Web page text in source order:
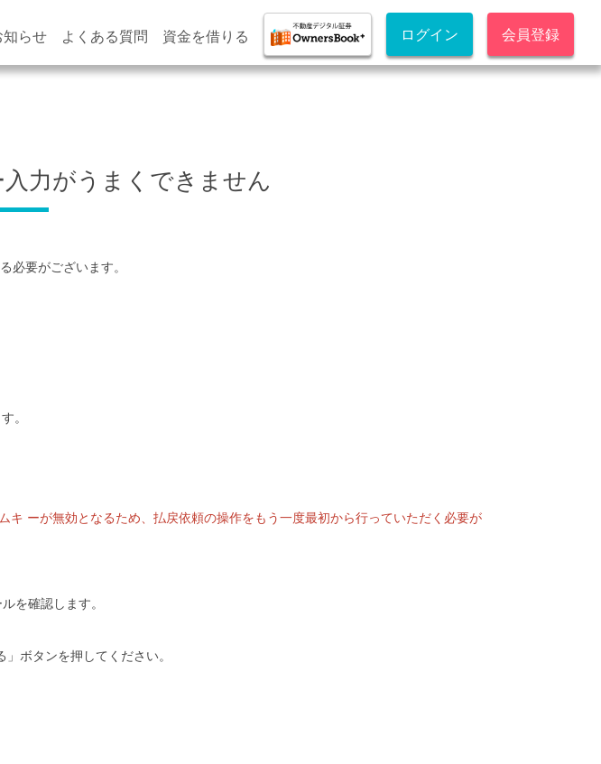
知らせ よくある質問 資金を借りる ログイン 会員登録
力がうまくできません
必要がございます。
。
ーが無効となるため、払戻依頼の操作をもう一度最初から行っていただく必要が
を確認します。
ボタンを押してください。